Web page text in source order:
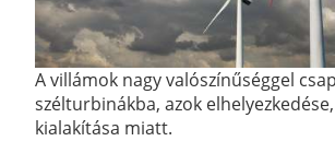
A villámok nagy valószínűséggel
szélturbinákba, azok
kialakítása miatt.